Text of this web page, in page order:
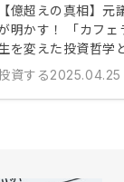
【億超えの真相】
明かす！ 「カフ
を変えた投資哲学
資する2025.04.25